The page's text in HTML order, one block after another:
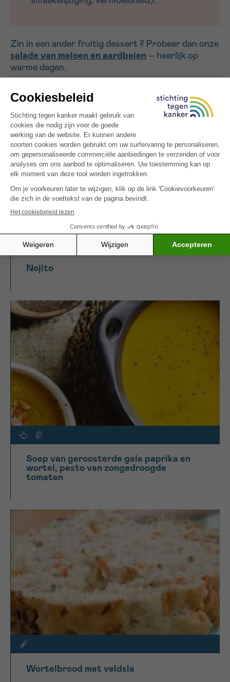
Zin in een ander fruitig dessert ? Probeer dan onze
salade van meloen en aardbeien – heerlijk op
warme dagen.
MEER INSPIRATIE
Nojito
Soep van geroosterde gele paprika en
wortel, pesto van zongedroogde
tomaten
Wortelbrood met veldsla